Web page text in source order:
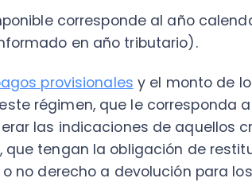
el 30 de marzo de cada año
obligados a informar mayores
no sean empresarios individuales,
partidas correspondientes a
comuneros, accionistas de
al régimen tributario del N°8
presentar hasta el 31 de marzo de